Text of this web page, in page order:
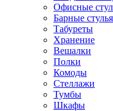
Офисные
Барные стулья
Табуреты
Хранение
Вешалки
Полки
Комоды
Стеллажи
Тумбы
Шкафы